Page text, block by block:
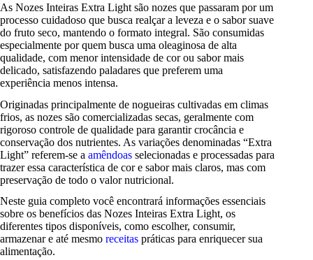
As Nozes Inteiras Extra Light são nozes que passaram por um
processo cuidadoso que busca realçar a leveza e o sabor suave
do fruto seco, mantendo o formato integral. São consumidas
especialmente por quem busca uma oleaginosa de alta
qualidade, com menor intensidade de cor ou sabor mais
delicado, satisfazendo paladares que preferem uma
experiência menos intensa.
Originadas principalmente de nogueiras cultivadas em climas
frios, as nozes são comercializadas secas, geralmente com
rigoroso controle de qualidade para garantir crocância e
conservação dos nutrientes. As variações denominadas “Extra
Light” referem-se a amêndoas selecionadas e processadas para
trazer essa característica de cor e sabor mais claros, mas com
preservação de todo o valor nutricional.
Neste guia completo você encontrará informações essenciais
sobre os benefícios das Nozes Inteiras Extra Light, os
diferentes tipos disponíveis, como escolher, consumir,
armazenar e até mesmo receitas práticas para enriquecer sua
alimentação.